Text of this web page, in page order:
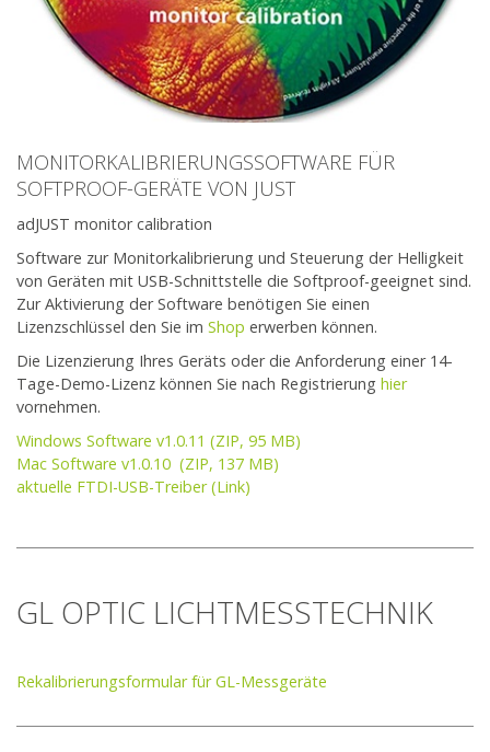
MONITORKALIBRIERUNGSSOFTWARE FÜR
SOFTPROOF-GERÄTE VON JUST
adJUST monitor calibration
Software zur Monitorkalibrierung und Steuerung der Helligkeit
von Geräten mit USB-Schnittstelle die Softproof-geeignet sind.
Zur Aktivierung der Software benötigen Sie einen
Lizenzschlüssel den Sie im Shop erwerben können.
Die Lizenzierung Ihres Geräts oder die Anforderung einer 14-
Tage-Demo-Lizenz können Sie nach Registrierung hier
vornehmen.
Windows Software v1.0.11 (ZIP, 95 MB)
Mac Software v1.0.10 (ZIP, 137 MB)
aktuelle FTDI-USB-Treiber (Link)
GL OPTIC LICHTMESSTECHNIK
Rekalibrierungsformular für GL-Messgeräte